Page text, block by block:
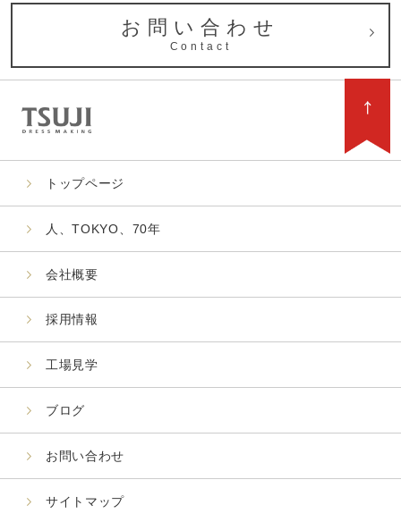
お問い合わせ
Contact
トップページ
人、TOKYO、70年
会社概要
採用情報
工場見学
ブログ
お問い合わせ
サイトマップ